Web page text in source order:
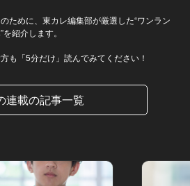
ために、東カレ編集部が厳選した“ワンラン
紹介します。
も「5分だけ」読んでみてください！
連載の記事一覧